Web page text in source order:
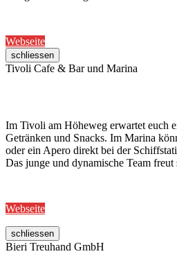
Webseite
schliessen
Tivoli Cafe & Bar und Marina
Im Tivoli am Höheweg erwartet euch
Getränken und Snacks. Im Marina
oder ein Apero direkt bei der
Das junge und dynamische Team freut
Webseite
schliessen
Bieri Treuhand GmbH